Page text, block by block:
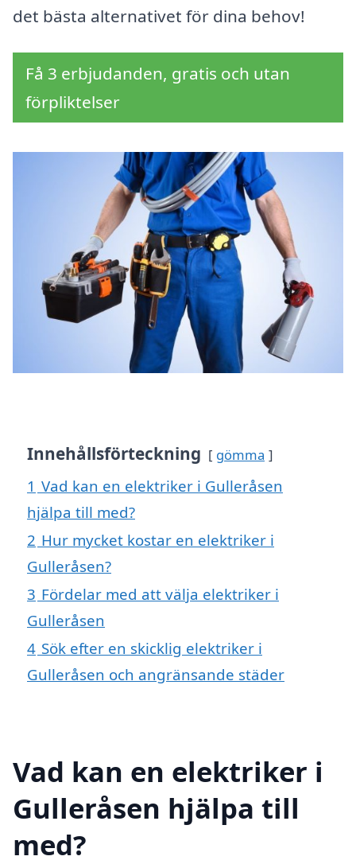
det bästa alternativet för dina behov!
Få 3 erbjudanden, gratis och utan
förpliktelser
Innehållsförteckning gömma
1 Vad kan en elektriker i Gulleråsen
hjälpa till med?
2 Hur mycket kostar en elektriker i
Gulleråsen?
3 Fördelar med att välja elektriker i
Gulleråsen
4 Sök efter en skicklig elektriker i
Gulleråsen och angränsande städer
Vad kan en elektriker i
Gulleråsen hjälpa till
med?